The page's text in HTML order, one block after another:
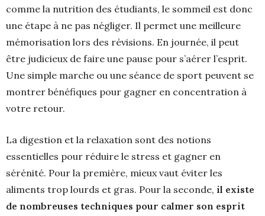
comme la nutrition des étudiants, le sommeil est donc
une étape à ne pas négliger. Il permet une meilleure
mémorisation lors des révisions. En journée, il peut
être judicieux de faire une pause pour s’aérer l’esprit.
Une simple marche ou une séance de sport peuvent se
montrer bénéfiques pour gagner en concentration à
votre retour.
La digestion et la relaxation sont des notions
essentielles pour réduire le stress et gagner en
sérénité. Pour la première, mieux vaut éviter les
aliments trop lourds et gras. Pour la seconde, il existe
de nombreuses techniques pour calmer son esprit